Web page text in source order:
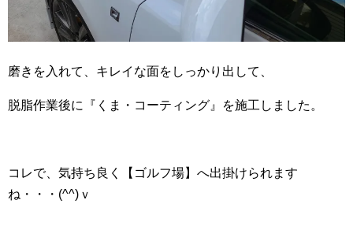
磨きを入れて、キレイな面をしっかり出して、
脱脂作業後に『くま・コーティング』を施工しました。
コレで、気持ち良く【ゴルフ場】へ出掛けられます
ね・・・(^^)ｖ